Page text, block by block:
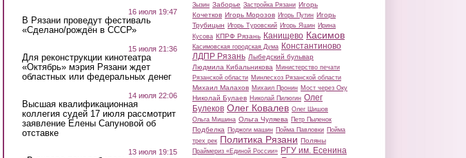
16 июля 19:47
В Рязани проведут фестиваль
«Сделано/рождён в СССР»
15 июля 21:36
Для реконструкции кинотеатра
«Октябрь» мэрия Рязани ждет
областных или федеральных денег
14 июля 22:06
Высшая квалификационная
коллегия судей 17 июля рассмотрит
заявление Елены Сапуновой об
отставке
13 июля 19:15
Зызин Заборье Застройка Рязани Игорь
Кочетков Игорь Морозов Игорь Путин Игорь
Трубицын Игорь Туровский Игорь Яшин Ирина
Кусова КПРФ Рязань Канищево Касимов
Касимовская городская Дума Константиново
ЛДПР Рязань Лыбедский бульвар
Людмила Кибальникова Министерство печати
Рязанской области Минлесхоз Рязанской области
Михаил Малахов Михаил Пронин Мост через Оку
Николай Булаев Николай Пилюгин Олег
Булеков Олег Ковалев Олег Шишов
Ольга Мишина Ольга Чуляева Петр Пыленок
Подбелка Поджоги машин Пойма Павловки Пойма
трех рек Политика Рязани Поляны
Праймериз «Единой России» РГУ им. Есенина